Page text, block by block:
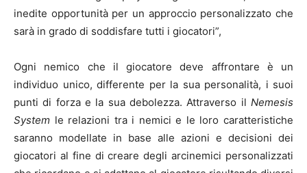
inedite opportunità per un approccio personalizzato che
sarà in grado di soddisfare tutti i giocatori”,
Ogni nemico che il giocatore deve affrontare è un
individuo unico, differente per la sua personalità, i suoi
punti di forza e la sua debolezza. Attraverso il Nemesis
System le relazioni tra i nemici e le loro caratteristiche
saranno modellate in base alle azioni e decisioni dei
giocatori al fine di creare degli arcinemici personalizzati